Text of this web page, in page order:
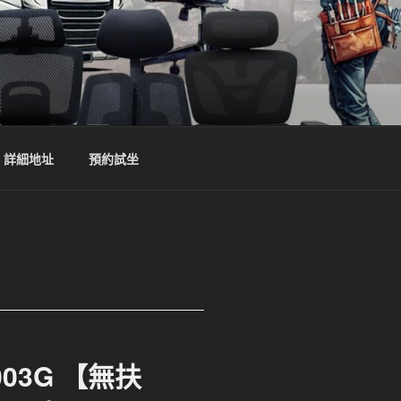
詳細地址 預約試坐
【無扶